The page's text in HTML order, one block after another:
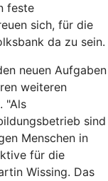
feste
sich, für die
da zu sein.
neuen Aufgaben
weiteren
"Als
sind
Menschen in
für die
Wissing. Das